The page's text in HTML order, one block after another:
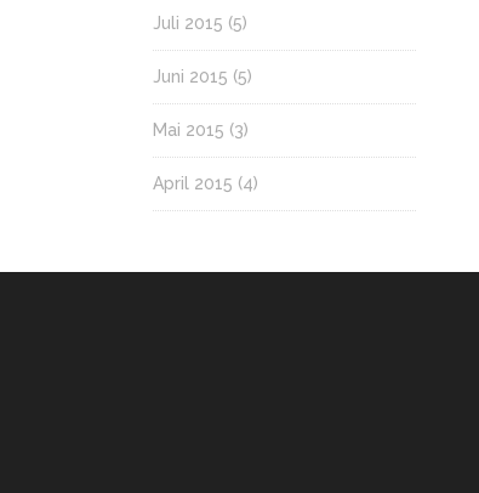
Juli 2015 (5)
Juni 2015 (5)
Mai 2015 (3)
April 2015 (4)